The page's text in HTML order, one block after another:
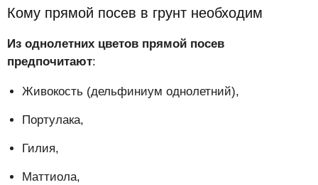
Кому прямой посев в грунт необходим
Из однолетних цветов прямой посев
предпочитают:
Живокость (дельфиниум однолетний),
Портулака,
Гилия,
Маттиола,